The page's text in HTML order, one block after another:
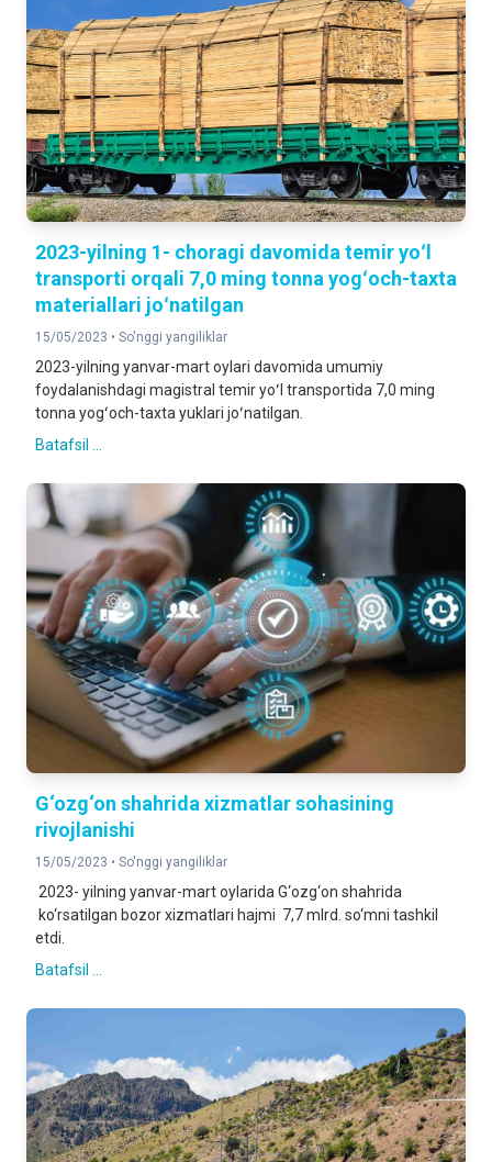
2023-yilning 1- choragi davomida temir yoʻl
transporti orqali 7,0 ming tonna yogʻoch-taxta
materiallari joʻnatilgan
15/05/2023 • So'nggi yangiliklar
2023-yilning yanvar-mart oylari davomida umumiy
foydalanishdagi magistral temir yoʻl transportida 7,0 ming
tonna yogʻoch-taxta yuklari joʻnatilgan.
Batafsil ...
G‘ozg‘on shahrida xizmatlar sohasining
rivojlanishi
15/05/2023 • So'nggi yangiliklar
2023- yilning yanvar-mart oylarida G‘ozg‘on shahrida
ko‘rsatilgan bozor xizmatlari hajmi 7,7 mlrd. so‘mni tashkil
etdi.
Batafsil ...